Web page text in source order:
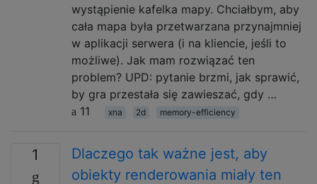
wystąpienie kafelka mapy. Chciałbym, aby
cała mapa była przetwarzana przynajmniej
w aplikacji serwera (i na kliencie, jeśli to
możliwe). Jak mam rozwiązać ten
problem? UPD: pytanie brzmi, jak sprawić,
by gra przestała się zawieszać, gdy …
11
xna 2d memory-efficiency
1
Dlaczego tak ważne jest, aby
obiekty renderowania miały ten